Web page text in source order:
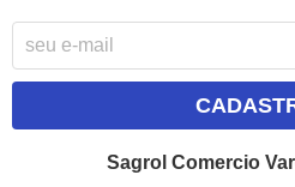
Sagrol Comercio